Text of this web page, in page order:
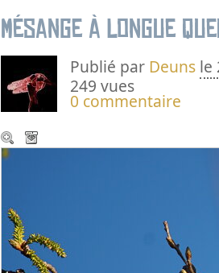
Mésange à longue
Publié par Deuns le
249 vues
0 commentaire